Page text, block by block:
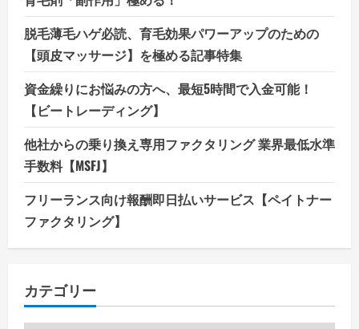
脱毛薄毛ハゲ必読、育毛効果パワーアップのための
【頭皮マッサージ】を極める記事特集
資金繰りにお悩みの方へ、最短5時間で入金可能！
【ビートレーディング】
他社からの乗り換え専用ファクタリング 業界最低水準
手数料【MSFJ】
フリーランス向け報酬即日払いサービス【ペイトナー
ファクタリング】
カテゴリー